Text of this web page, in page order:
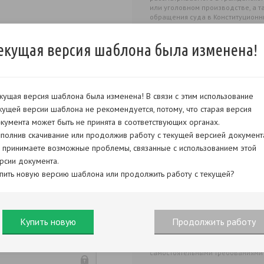
версия шаблона была изменена!
версия шаблона была изменена! В связи с этим использование
версии шаблона не рекомендуется, потому, что старая версия
может быть не принята в соответствующих органах.
скачивание или продолжив работу с текущей версией
возможные проблемы, связанные с использованием этой
документа.
новую версию шаблона или продолжить работу с текущей?
Продолжить работу
Купить новую
или уголовном производстве, а
обращения суда в
закона, подлежащего
поступления по делу,
к производству поданного
на основании международного
Российскую Федерацию или
осуществлении в отношении
ребенка прав доступа, если
указанный международный
не подлежит применению в
В соответствии со ст. 216
суд может по заявлению лиц,
участвующих в деле, или по
розыска ответчика и (или)
назначения органом опеки и
(удочерении) и другим делам,
направления судом судебного
процессуального кодекса
реорганизации юридического
самостоятельными требованиями